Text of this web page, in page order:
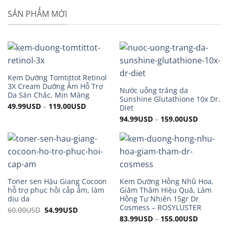
SẢN PHẨM MỚI
Kem Dưỡng Tomtittot Retinol
3X Cream Dưỡng Ẩm Hỗ Trợ
Da Săn Chắc, Mịn Màng
49.99USD– 119.00USD
Nước uống trắng da
Sunshine Glutathione 10x Dr.
Diet
94.99USD– 159.00USD
Toner sen Hậu Giang Cocoon
hỗ trợ phục hồi cấp ẩm, làm
dịu da
60.00USD Original
54.99USDCurrent
Kem Dưỡng Hồng Nhũ Hoa,
Giảm Thâm Hiệu Quả, Làm
Hồng Tự Nhiên 15gr Dr
Cosmess – ROSYLUSTER
83.99USD– 155.00USD